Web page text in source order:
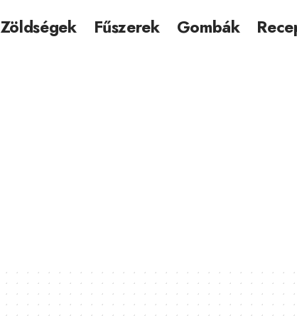
Zöldségek Fűszerek Gombák